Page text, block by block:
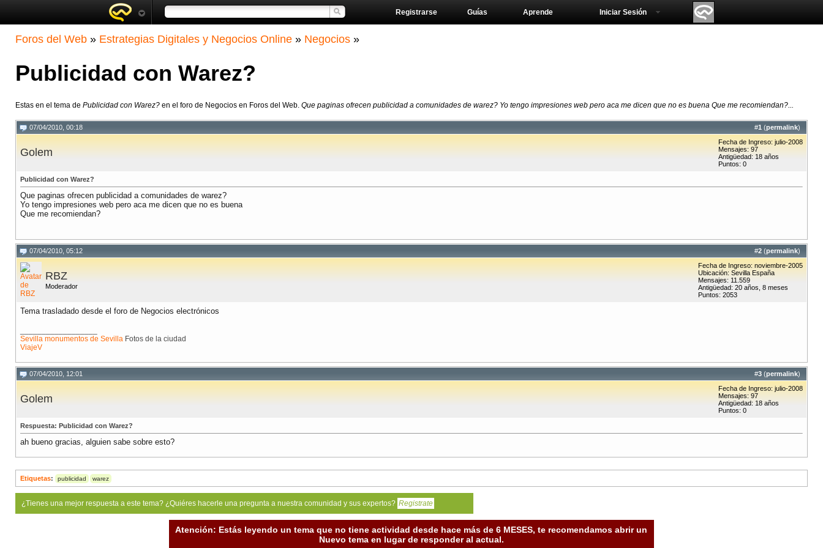
Aprende
Guías
Registrarse Iniciar Sesión
Foros del Web » Estrategias Digitales y Negocios Online » Negocios »
Publicidad con Warez?
Estas en el tema de Publicidad con Warez? en el foro de Negocios en Foros del Web. Que paginas ofrecen publicidad a comunidades de warez? Yo tengo impresiones web pero aca me dicen que no es buena Que me recomiendan?...
#1 (permalink)
07/04/2010, 00:18
Golem
Fecha de Ingreso: julio-2008
Mensajes: 97
Antigüedad: 18 años
Puntos: 0
Publicidad con Warez?
Que paginas ofrecen publicidad a comunidades de warez?
Yo tengo impresiones web pero aca me dicen que no es buena
Que me recomiendan?
#2 (permalink)
07/04/2010, 05:12
RBZ
Moderador
Fecha de Ingreso: noviembre-2005
Ubicación: Sevilla España
Mensajes: 11.559
Antigüedad: 20 años, 8 meses
Puntos: 2053
Tema trasladado desde el foro de Negocios electrónicos
Sevilla monumentos de Sevilla Fotos de la ciudad
ViajeV
#3 (permalink)
07/04/2010, 12:01
Golem
Fecha de Ingreso: julio-2008
Mensajes: 97
Antigüedad: 18 años
Puntos: 0
Respuesta: Publicidad con Warez?
ah bueno gracias, alguien sabe sobre esto?
Etiquetas: publicidad warez
¿Tienes una mejor respuesta a este tema? ¿Quiéres hacerle una pregunta a nuestra comunidad y sus expertos? Registrate
Atención: Estás leyendo un tema que no tiene actividad desde hace más de 6 MESES, te recomendamos abrir un
Nuevo tema en lugar de responder al actual.